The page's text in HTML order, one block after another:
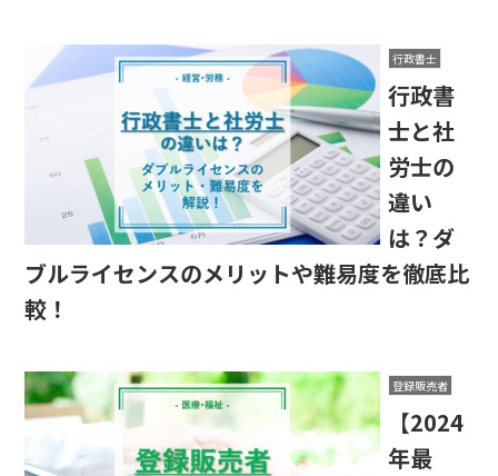
行政書士
行政書
士と社
労士の
違い
は？ダ
ブルライセンスのメリットや難易度を徹底比
較！
登録販売者
【2024
年最